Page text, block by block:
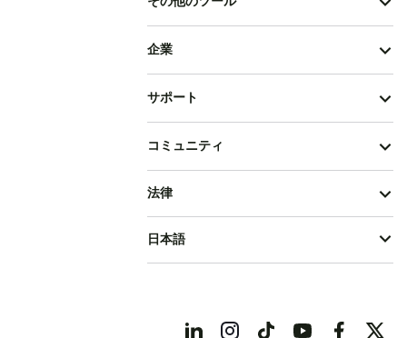
企業
サポート
コミュニティ
法律
日本語